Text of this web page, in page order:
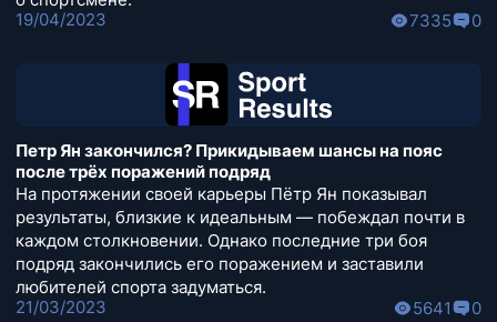
19/04/2023
7335 0
Петр Ян закончился? Прикидываем шансы на пояс
после трёх поражений подряд
На протяжении своей карьеры Пётр Ян показывал
результаты, близкие к идеальным — побеждал почти в
каждом столкновении. Однако последние три боя
подряд закончились его поражением и заставили
любителей спорта задуматься.
21/03/2023
5641 0